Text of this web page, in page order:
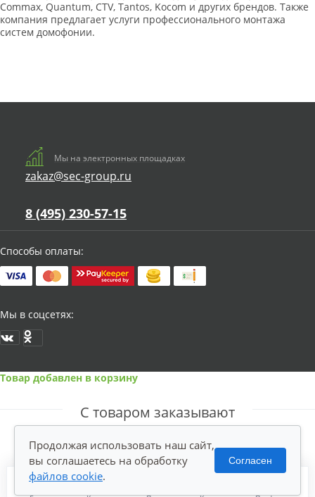
Commax, Quantum, CTV, Tantos, Kocom и других брендов. Также
компания предлагает услуги профессионального монтажа
систем домофонии.
Мы на электронных площадках
zakaz@sec-group.ru
8 (495) 230-57-15
Способы оплаты:
Мы в соцсетях:
Товар добавлен в корзину
С товаром заказывают
Продолжая использовать наш сайт,
вы соглашаетесь на обработку
файлов cookie.
Согласен